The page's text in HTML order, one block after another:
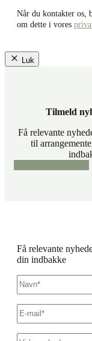
Når du kontakter os,
om dette i vores
Luk
Tilmeld
Få relevante
til
Få relevante
din indbakke
Navn *
E-
mail*
Virksomhed